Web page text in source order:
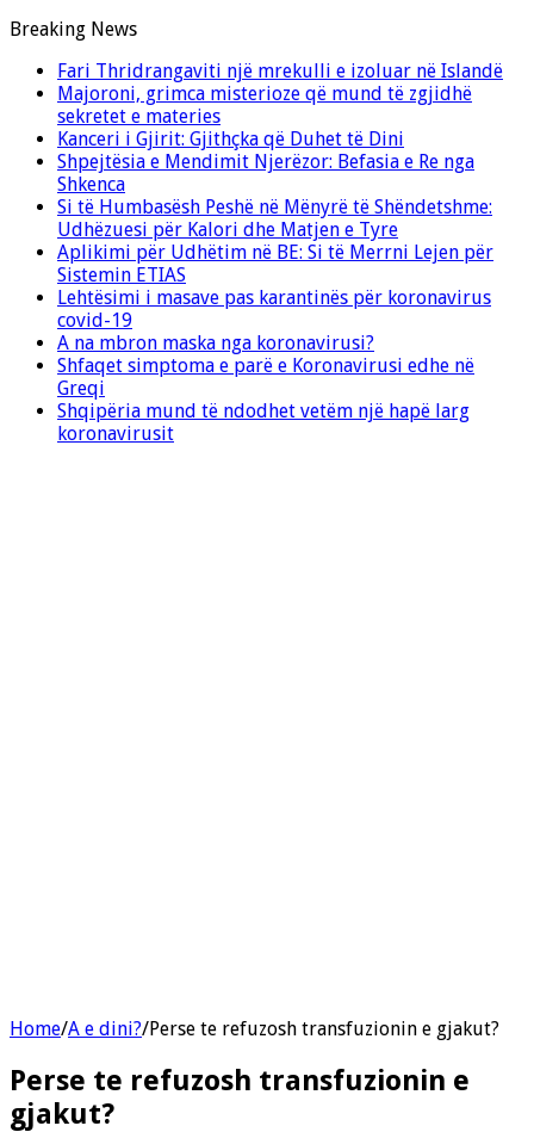
Breaking News
Fari Thridrangaviti një mrekulli e izoluar në Islandë
Majoroni, grimca misterioze që mund të zgjidhë
sekretet e materies
Kanceri i Gjirit: Gjithçka që Duhet të Dini
Shpejtësia e Mendimit Njerëzor: Befasia e Re nga
Shkenca
Si të Humbasësh Peshë në Mënyrë të Shëndetshme:
Udhëzuesi për Kalori dhe Matjen e Tyre
Aplikimi për Udhëtim në BE: Si të Merrni Lejen për
Sistemin ETIAS
Lehtësimi i masave pas karantinës për koronavirus
covid-19
A na mbron maska nga koronavirusi?
Shfaqet simptoma e parë e Koronavirusi edhe në
Greqi
Shqipëria mund të ndodhet vetëm një hapë larg
koronavirusit
Home/A e dini?/Perse te refuzosh transfuzionin e gjakut?
Perse te refuzosh transfuzionin e
gjakut?